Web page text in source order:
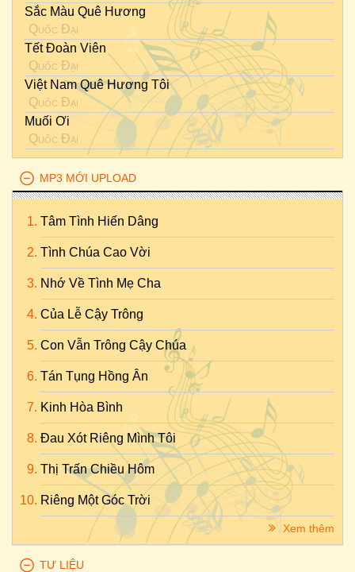
Sắc Màu Quê Hương
Quốc Đại
Tết Đoàn Viên
Quốc Đại
Việt Nam Quê Hương Tôi
Quốc Đại
Muối Ơi
Quốc Đại
MP3 MỚI UPLOAD
Tâm Tình Hiến Dâng
Tình Chúa Cao Vời
Nhớ Về Tình Mẹ Cha
Của Lễ Cậy Trông
Con Vẫn Trông Cậy Chúa
Tán Tụng Hồng Ân
Kinh Hòa Bình
Đau Xót Riêng Mình Tôi
Thị Trấn Chiều Hôm
Riêng Một Góc Trời
Xem thêm
TƯ LIỆU